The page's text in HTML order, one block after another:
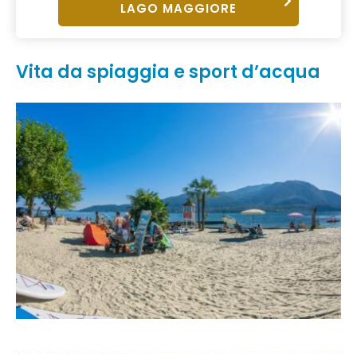
LAGO MAGGIORE
Vita da spiaggia e sport d’acqua